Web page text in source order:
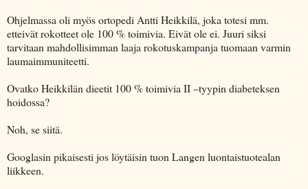
Ohjelmassa oli myös ortopedi Antti Heikkilä, joka totesi mm.
etteivät rokotteet ole 100 % toimivia. Eivät ole ei. Juuri siksi
tarvitaan mahdollisimman laaja rokotuskampanja tuomaan varmin
laumaimmuniteetti.
Ovatko Heikkilän dieetit 100 % toimivia II –tyypin diabeteksen
hoidossa?
Noh, se siitä.
Googlasin pikaisesti jos löytäisin tuon Langen luontaistuotealan
liikkeen.